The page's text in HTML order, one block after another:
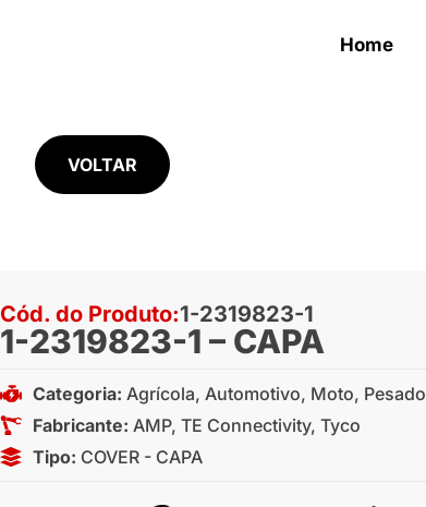
Home
VOLTAR
Cód. do Produto:1-2319823-1
1-2319823-1 – CAPA
Categoria: Agrícola, Automotivo, Moto, Pesado
Fabricante: AMP, TE Connectivity, Tyco
Tipo: COVER - CAPA